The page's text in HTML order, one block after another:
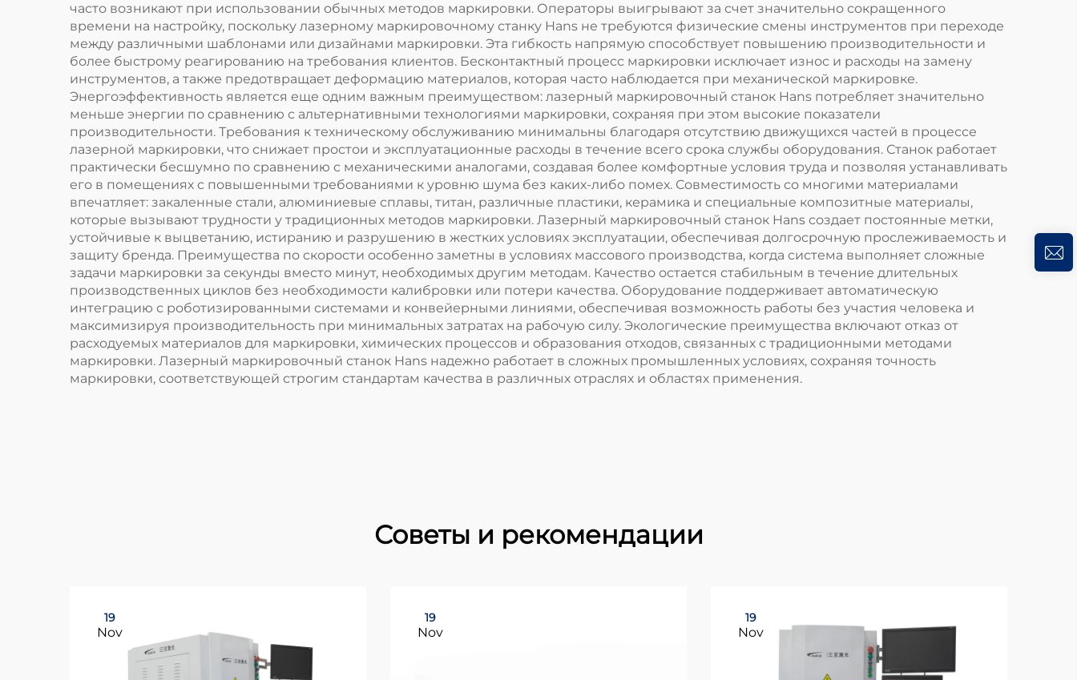
часто возникают при использовании обычных методов маркировки. Операторы выигрывают за счет значительно сокращенного
времени на настройку, поскольку лазерному маркировочному станку Hans не требуются физические смены инструментов при переходе
между различными шаблонами или дизайнами маркировки. Эта гибкость напрямую способствует повышению производительности и
более быстрому реагированию на требования клиентов. Бесконтактный процесс маркировки исключает износ и расходы на замену
инструментов, а также предотвращает деформацию материалов, которая часто наблюдается при механической маркировке.
Энергоэффективность является еще одним важным преимуществом: лазерный маркировочный станок Hans потребляет значительно
меньше энергии по сравнению с альтернативными технологиями маркировки, сохраняя при этом высокие показатели
производительности. Требования к техническому обслуживанию минимальны благодаря отсутствию движущихся частей в процессе
лазерной маркировки, что снижает простои и эксплуатационные расходы в течение всего срока службы оборудования. Станок работает
практически бесшумно по сравнению с механическими аналогами, создавая более комфортные условия труда и позволяя устанавливать
его в помещениях с повышенными требованиями к уровню шума без каких-либо помех. Совместимость со многими материалами
впечатляет: закаленные стали, алюминиевые сплавы, титан, различные пластики, керамика и специальные композитные материалы,
которые вызывают трудности у традиционных методов маркировки. Лазерный маркировочный станок Hans создает постоянные метки,
устойчивые к выцветанию, истиранию и разрушению в жестких условиях эксплуатации, обеспечивая долгосрочную прослеживаемость и
защиту бренда. Преимущества по скорости особенно заметны в условиях массового производства, когда система выполняет сложные
задачи маркировки за секунды вместо минут, необходимых другим методам. Качество остается стабильным в течение длительных
производственных циклов без необходимости калибровки или потери качества. Оборудование поддерживает автоматическую
интеграцию с роботизированными системами и конвейерными линиями, обеспечивая возможность работы без участия человека и
максимизируя производительность при минимальных затратах на рабочую силу. Экологические преимущества включают отказ от
расходуемых материалов для маркировки, химических процессов и образования отходов, связанных с традиционными методами
маркировки. Лазерный маркировочный станок Hans надежно работает в сложных промышленных условиях, сохраняя точность
маркировки, соответствующей строгим стандартам качества в различных отраслях и областях применения.
Советы и рекомендации
19
Nov
19
Nov
19
Nov